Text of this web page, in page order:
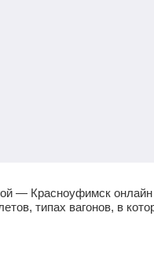
— Красноуфимск онлайн
типах вагонов, в